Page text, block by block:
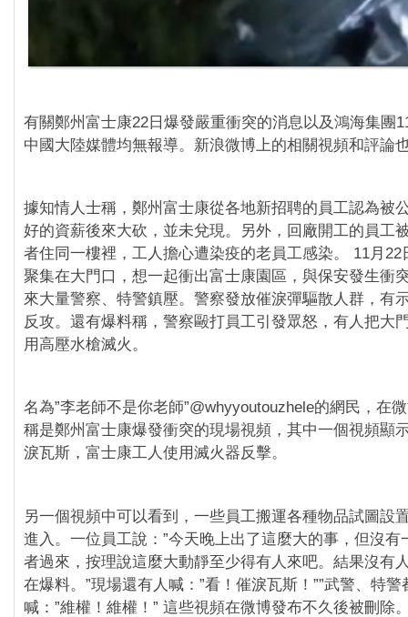
有關鄭州富士康22日爆發嚴重衝突的消息以及鴻海集團
中國大陸媒體均無報導。新浪微博上的相關視頻和評論
據知情人士稱，鄭州富士康從各地新招聘的員工認為被
好的資薪後來大砍，並未兌現。另外，回廠開工的員工
者住同一樓裡，工人擔心遭染疫的老員工感染。 11月22
聚集在大門口，想一起衝出富士康園區，與保安發生衝
來大量警察、特警鎮壓。警察發放催淚彈驅散人群，有
反攻。還有爆料稱，警察毆打員工引發眾怒，有人把大
用高壓水槍滅火。
名為”李老師不是你老師”@whyyoutouzhele的網民，在
稱是鄭州富士康爆發衝突的現場視頻，其中一個視頻顯
淚瓦斯，富士康工人使用滅火器反擊。
另一個視頻中可以看到，一些員工搬運各種物品試圖設
進入。一位員工說：”今天晚上出了這麼大的事，但沒有
者過來，按理說這麼大動靜至少得有人來吧。結果沒有
在爆料。”現場還有人喊：”看！催淚瓦斯！””武警、特警
喊：”維權！維權！” 這些視頻在微博發布不久後被刪除